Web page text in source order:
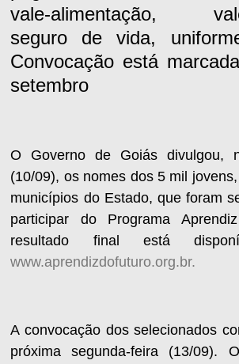
vale-alimentação,
seguro de vida,
Convocação está
setembro
O Governo de Goiás divulgou,
(10/09), os nomes dos 5 mil
municípios do Estado, que foram
participar do Programa
resultado final está
www.aprendizdofuturo.org.br.
A convocação dos selecionados
próxima segunda-feira (13/09).